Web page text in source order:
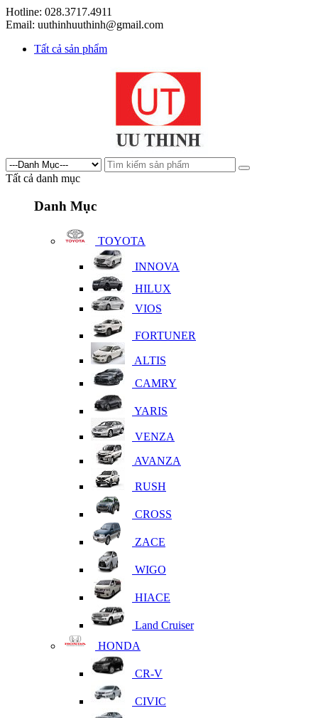
Hotline: 028.3717.4911
Email: uuthinhuuthinh@gmail.com
Tất cả sản phẩm
Tất cả danh mục
Danh Mục
TOYOTA
INNOVA
HILUX
VIOS
FORTUNER
ALTIS
CAMRY
YARIS
VENZA
AVANZA
RUSH
CROSS
ZACE
WIGO
HIACE
Land Cruiser
HONDA
CR-V
CIVIC